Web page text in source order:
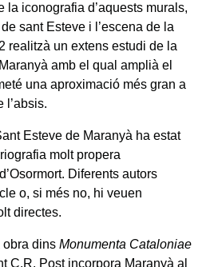
la iconografia d’aquests murals,
sant Esteve i l’escena de la
realitzà un extens estudi de la
amb el qual amplià el
una aproximació més gran a
l’absis.
Esteve de Maranyà ha estat
molt propera
Diferents autors
o, si més no, hi veuen
directes.
dins Monumenta Cataloniae
C.R. Post incorpora Maranyà al